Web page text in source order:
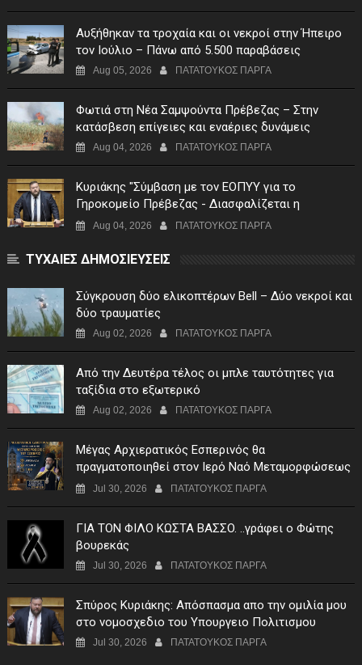
Αυξήθηκαν τα τροχαία και οι νεκροί στην Ήπειρο
τον Ιούλιο – Πάνω από 5.500 παραβάσεις
Aug 05, 2026 ΠΑΤΑΤΟΥΚΟΣ ΠΑΡΓΑ
Φωτιά στη Νέα Σαμψούντα Πρέβεζας – Στην
κατάσβεση επίγειες και εναέριες δυνάμεις
Aug 04, 2026 ΠΑΤΑΤΟΥΚΟΣ ΠΑΡΓΑ
Κυριάκης "Σύμβαση με τον ΕΟΠΥΥ για το
Γηροκομείο Πρέβεζας - Διασφαλίζεται η
χρηματοδότηση της λειτουργίας του"
Aug 04, 2026 ΠΑΤΑΤΟΥΚΟΣ ΠΑΡΓΑ
ΤΥΧΑΙΕΣ ΔΗΜΟΣΙΕΥΣΕΙΣ
Σύγκρουση δύο ελικοπτέρων Bell – Δύο νεκροί και
δύο τραυματίες
Aug 02, 2026 ΠΑΤΑΤΟΥΚΟΣ ΠΑΡΓΑ
Από την Δευτέρα τέλος οι μπλε ταυτότητες για
ταξίδια στο εξωτερικό
Aug 02, 2026 ΠΑΤΑΤΟΥΚΟΣ ΠΑΡΓΑ
Μέγας Αρχιερατικός Εσπερινός θα
πραγματοποιηθεί στον Ιερό Ναό Μεταμορφώσεως
του Σωτήρος Σταυροχωρίου στης 5 Αυγούστου
Jul 30, 2026 ΠΑΤΑΤΟΥΚΟΣ ΠΑΡΓΑ
ΓIA TON ΦIΛO KΩΣTA BAΣΣO. ..γράφει ο Φώτης
βουρεκάς
Jul 30, 2026 ΠΑΤΑΤΟΥΚΟΣ ΠΑΡΓΑ
Σπύρος Κυριάκης: Απόσπασμα απο την ομιλία μου
στο νομοσχεδιο του Υπουργειο Πολιτισμου
Jul 30, 2026 ΠΑΤΑΤΟΥΚΟΣ ΠΑΡΓΑ